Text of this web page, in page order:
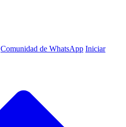
Comunidad de WhatsApp Iniciar